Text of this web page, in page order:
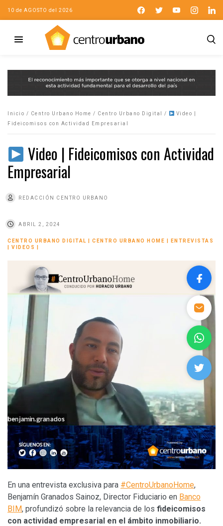
10 de AGOSTO del 2026
Inicio / Centro Urbano Home / Centro Urbano Digital /
Video |
Fideicomisos con Actividad Empresarial
Video | Fideicomisos con Actividad
Empresarial
REDACCIÓN CENTRO URBANO
ABRIL 2, 2024
CENTRO URBANO DIGITAL CENTRO URBANO HOME
ENTREVISTAS
VIDEOS
En una entrevista exclusiva para #CentroUrbanoHome,
Benjamín Granados Sainoz, Director Fiduciario en Banco
BIM, profundizó sobre la relevancia de los fideicomisos
con actividad empresarial en el ámbito inmobiliario.